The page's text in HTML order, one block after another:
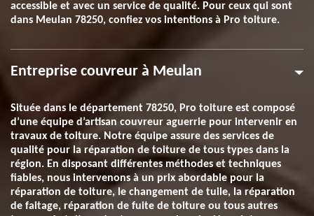
accessible et avec un service de qualité. Pour ceux qui sont
dans Meulan 78250, confiez vos intentions à Pro toiture.
Entreprise couvreur à Meulan
Située dans le département 78250, Pro toiture est composé
d’une équipe d’artisan couvreur aguerrie pour intervenir en
travaux de toiture. Notre équipe assure des services de
qualité pour la réparation de toiture de tous types dans la
région. En disposant différentes méthodes et techniques
fiables, nous intervenons à un prix abordable pour la
réparation de toiture, le changement de tuile, la réparation
de faitage, réparation de fuite de toiture ou tous autres